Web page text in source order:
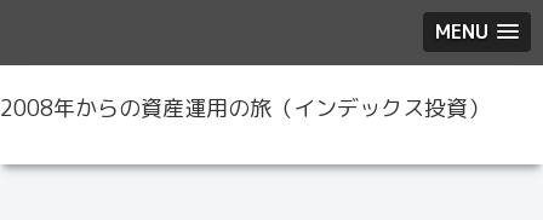
MENU
2008年からの資産運用の旅（インデックス投資）